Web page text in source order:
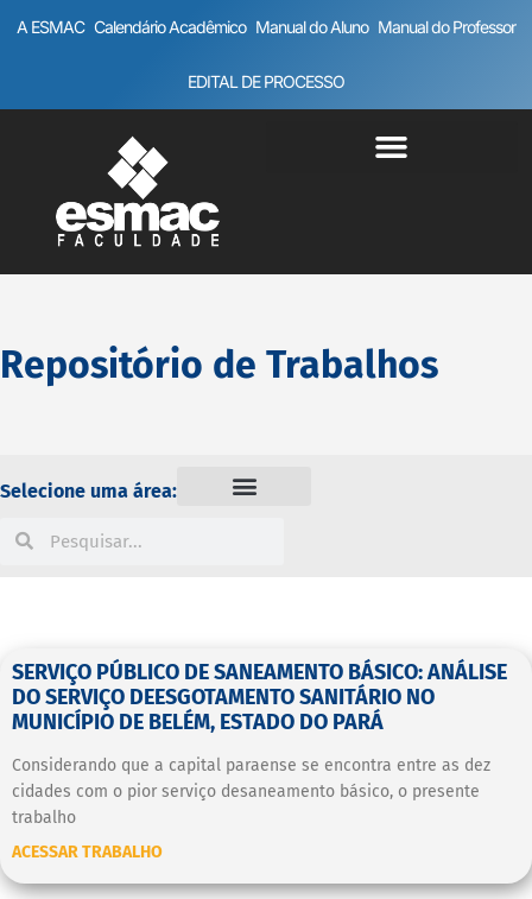
A ESMAC Calendário Acadêmico Manual do Aluno Manual do Professor
EDITAL DE PROCESSO
Repositório de Trabalhos
Selecione uma área:
SERVIÇO PÚBLICO DE SANEAMENTO BÁSICO: ANÁLISE
DO SERVIÇO DEESGOTAMENTO SANITÁRIO NO
MUNICÍPIO DE BELÉM, ESTADO DO PARÁ
Considerando que a capital paraense se encontra entre as dez
cidades com o pior serviço desaneamento básico, o presente
trabalho
ACESSAR TRABALHO